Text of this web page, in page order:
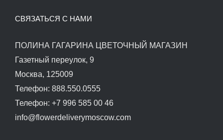
СВЯЗАТЬСЯ С НАМИ
ПОЛИНА ГАГАРИНА ЦВЕТОЧНЫЙ МАГАЗИН
Газетный переулок, 9
Москва, 125009
Телефон: 888.550.0555
Телефон: +7 996 585 00 46
info@flowerdeliverymoscow.com